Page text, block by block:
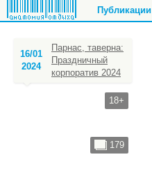
Публикации
16/01
2024
Парнас, таверна:
Праздничный
корпоратив 2024
18+
179